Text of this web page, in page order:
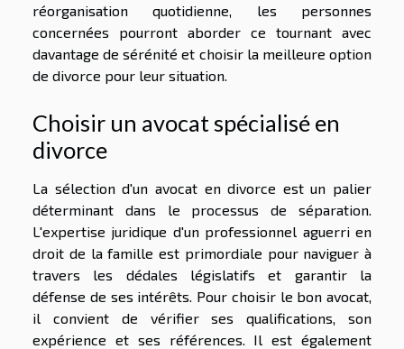
réorganisation quotidienne, les personnes
concernées pourront aborder ce tournant avec
davantage de sérénité et choisir la meilleure option
de divorce pour leur situation.
Choisir un avocat spécialisé en
divorce
La sélection d'un avocat en divorce est un palier
déterminant dans le processus de séparation.
L'expertise juridique d'un professionnel aguerri en
droit de la famille est primordiale pour naviguer à
travers les dédales législatifs et garantir la
défense de ses intérêts. Pour choisir le bon avocat,
il convient de vérifier ses qualifications, son
expérience et ses références. Il est également